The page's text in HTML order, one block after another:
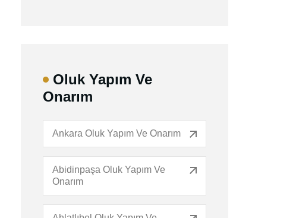
Oluk Yapım Ve
Onarım
Ankara Oluk Yapım Ve Onarım
Abidinpaşa Oluk Yapım Ve
Onarım